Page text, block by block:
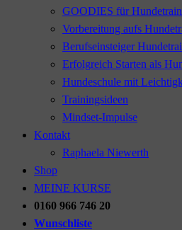
GOODIES für
Vorbereitung aufs
Berufseinsteiger
Erfolgreich Starten als
Hundeschule mit
Trainingsideen
Mindset-Impulse
Kontakt
Raphaela Niewerth
Shop
MEINE KURSE
0160 966 746 20
Wunschliste